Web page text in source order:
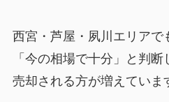
西宮・芦屋・夙川エリアで
「今の相場で十分」と判断
売却される方が増えていま